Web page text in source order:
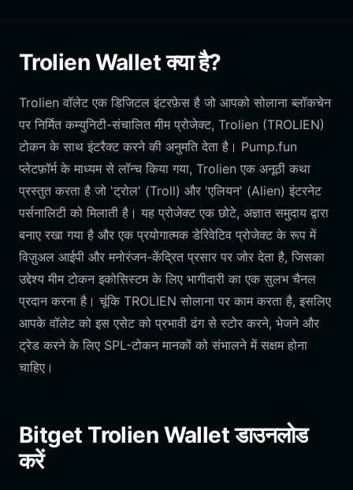
Trolien Wallet क्या है?
Trolien वॉलेट एक डिजिटल इंटरफ़ेस है जो आपको सोलाना ब्लॉकचेन
पर निर्मित कम्युनिटी-संचालित मीम प्रोजेक्ट, Trolien (TROLIEN)
टोकन के साथ इंटरैक्ट करने की अनुमति देता है। Pump.fun
प्लेटफ़ॉर्म के माध्यम से लॉन्च किया गया, Trolien एक अनूठी कथा
प्रस्तुत करता है जो 'ट्रोल' (Troll) और 'एलियन' (Alien) इंटरनेट
पर्सनालिटी को मिलाती है। यह प्रोजेक्ट एक छोटे, अज्ञात समुदाय द्वारा
बनाए रखा गया है और एक प्रयोगात्मक डेरिवेटिव प्रोजेक्ट के रूप में
विज़ुअल आईपी और मनोरंजन-केंद्रित प्रसार पर जोर देता है, जिसका
उद्देश्य मीम टोकन इकोसिस्टम के लिए भागीदारी का एक सुलभ चैनल
प्रदान करना है। चूंकि TROLIEN सोलाना पर काम करता है, इसलिए
आपके वॉलेट को इस एसेट को प्रभावी ढंग से स्टोर करने, भेजने और
ट्रेड करने के लिए SPL-टोकन मानकों को संभालने में सक्षम होना
चाहिए।
Bitget Trolien Wallet डाउनलोड
करें